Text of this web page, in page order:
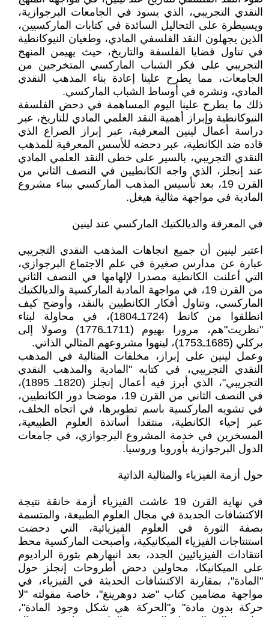
النقدي التجريبي، الذي يسود في الجامعات البرجوازية،
ويسيطرة على التحاليل السائدة في كتابات الماركسيين،
الذين يجهلون النقد الفلسفي المادي، وطغيان النيوكانطية
في تناول قضايا الفلسفة والتاريخ، حيث يهيمن المنهج
التجريبي على فكر الشباب الماركسي المتخرجين من
الجامعات، مما يطرح علينا إعادة بناء المذهب النقدي
المادي، ونشره في أوساط الشباب الماركسي.
ذلك ما يطرح علينا اليوم المساهمة في دحض الفلسفة
النيوكانطية وإبراز أهمية النقد العلمي المادي للتاريخ، عبر
دراسة أعمال لينين المعرفية، عبر إبراز الصراع الذي
قاده ضد الكانطية، عبر دحضه للأسس المعرفية للمذهب
النقدي التجريبي، بالسير على خطى النقد العلمي المادي
عند إنجلز، الذي واجه الكانطيين في النصف الثاني من
القرن 19، بعد تأسيس المذهب الماركسي ببناء مشروع
المادية في مواجهة مثالية هيغل.
في المعرفة والديالكتيك الماركسي عند لينين
اعتبر لينين أن جميع اتجاهات المذهب النقدي التجريبي
عبارة عن مدارس صغيرة في علم الاجتماع البرجوازي،
التي أعلنت الكانطية مصدرا لإلهامها في النصف الثاني
من القرن 19، في مواجهة المادية الماركسية والديالكتيك
الماركسي، وتناول أفكار الكانطيين بالنقد، وأوضح كيف
انطلقوا من كانط (1724ـ1804)، في محاولة لبناء
"نظريت"هم، مرورا بهيوم (1711ـ1776) وصولا إلى
بركلي (1685ـ1753)، لينهوا مشروعهم المثالي الذاتي.
وعمل لينين على إبراز، مخلفات المثالية في المذهب
النقدي التجريبي، في كتابه "المادية والمذهب النقدي
التجريبي"، الذي أبرز فيه أعمال إنجلز (1820ـ 1895)،
في النصف الثاني من القرن 19، موضحا دور الكانطيين،
في تشويه الماركسية باسم تطويرها، في اتجاه الخلف،
عبر إحياء الكانطية، منتقدا أساتذة العلوم الطبيعية،
المسخرين في خدمة المشروع البرجوازي، في جامعات
الدول البرجوازية بأوروبا وروسيا.
حول أزمة الفيزياء والمثالية الذاتية
في نهاية القرن 19 عاشت الفيزياء أزمة خانقة نتيجة
الاكتشافات الجديدة في مجال العلوم الطبيعة، والمتسمة
بصفة الثورة في العلوم الفيزيائية، التي دحضت
استنتاجات الفيزياء الميكانيكية، وأصبحت الماركسية محط
انتقادات الفيزيائيين الجدد، بعد انبهارهم بثورة الراديوم
على الميكانيكا، محاولين دحض أطروحات إنجلز حول
"المادة"، بمقارنة الاكتشافات الحديثة في الفيزياء، في
مواجهة مضامين كتاب "ضد دوهرينغ"، خاصة مقولته "لا
حركة بدون مادة" و"الحركة هي شكل وجود المادة"،